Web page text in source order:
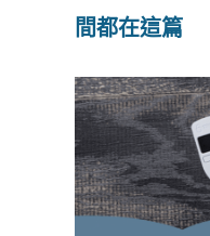
間都在這篇